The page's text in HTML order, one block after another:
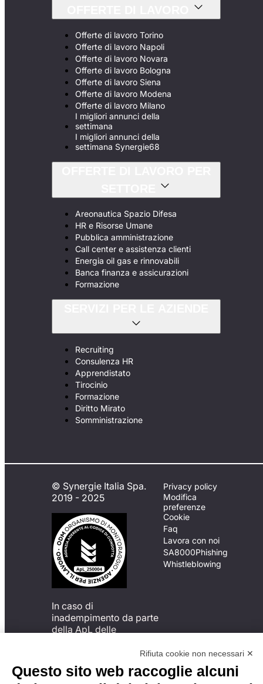
Offerte di lavoro Torino
Offerte di lavoro Napoli
Offerte di lavoro Novara
Offerte di lavoro Bologna
Offerte di lavoro Siena
Offerte di lavoro Modena
Offerte di lavoro Milano
I migliori annunci della
settimana
I migliori annunci della
settimana Synergie68
Areonautica Spazio Difesa
HR e Risorse Umane
Pubblica amministrazione
Call center e assistenza clienti
Energia oil gas e rinnovabili
Banca finanza e assicurazioni
Formazione
Recruiting
Consulenza HR
Apprendistato
Tirocinio
Formazione
Diritto Mirato
Somministrazione
© Synergie Italia Spa.
2019 - 2025
In caso di
inadempimento da parte
della ApL delle
del Codice di Condotta, è
possibile presentare un
reclamo
Privacy policy
Modifica
preferenze
Cookie
Faq
Lavora con noi
SA8000Phishing
Whistleblowing
Rifiuta cookie non necessari ✕
Questo sito web raccoglie alcuni